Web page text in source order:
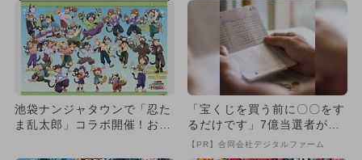
池袋ナンジャタウンで「忍た
ま乱太郎」コラボ開催！お宝
「宝くじを買う前に〇〇をす
るだけです」7億当選者が続
出
【PR】合同会社デジタルファーム